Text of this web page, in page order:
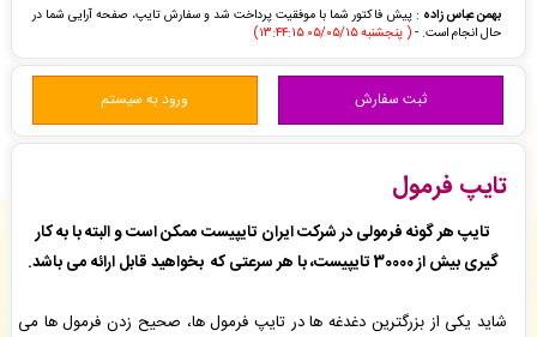
بهمن عباس زاده : پیش فاکتور شما با موفقیت پرداخت شد و سفارش تایپ، صفحه آرایی شما در
حال انجام است. -( پنجشنبه ۰۵/۰۵/۱۵ ۱۳:۴۴:۱۵)
مهرداد ارجمندپور: سفارش ویراستاری علمی شما ثبت شد به زودی توسط اپراتور بررسی خواهد شد.
-( پنجشنبه ۰۵/۰۵/۱۵ ۱۳:۴۲:۵۸)
: فاکتور نهایی برای سفارش تایپ، صفحه آرایی شما صادر گردید برای دریافت سفارش
خود اقدام نمایید. -( پنجشنبه ۰۵/۰۵/۱۵ ۱۳:۳۵:۴۹)
( پنجشنبه ۰۵/۰۵/۱۵ ۱۳:۳۴:۲۲)
جعفر نیازی
: سفارش تایپ، صفحه آرایی شما ثبت شد به زودی توسط اپراتور بررسی خواهد شد. -
( پنجشنبه ۰۵/۰۵/۱۵ ۱۳:۱۷:۰۱)
محمد رهایی
: پیش فاکتور شما با موفقیت پرداخت شد و سفارش تایپ، صفحه آرایی شما در حال
انجام است. -( پنجشنبه ۰۵/۰۵/۱۵ ۱۳:۱۶:۰۴)
( پنجشنبه ۰۵/۰۵/۱۵ ۱۳:۱۰:۴۴)
ثبت سفارش ورود به سیستم
تایپ فرمول
تایپ هر گونه فرمولی در شرکت ایران تایپیست ممکن است و البته با به کار
گیری بیش از 30000 تایپیست، با هر سرعتی که بخواهید قابل ارائه می باشد.
شاید یکی از بزرگترین دغدغه ها در تایپ فرمول ها، صحیح زدن فرمول ها می